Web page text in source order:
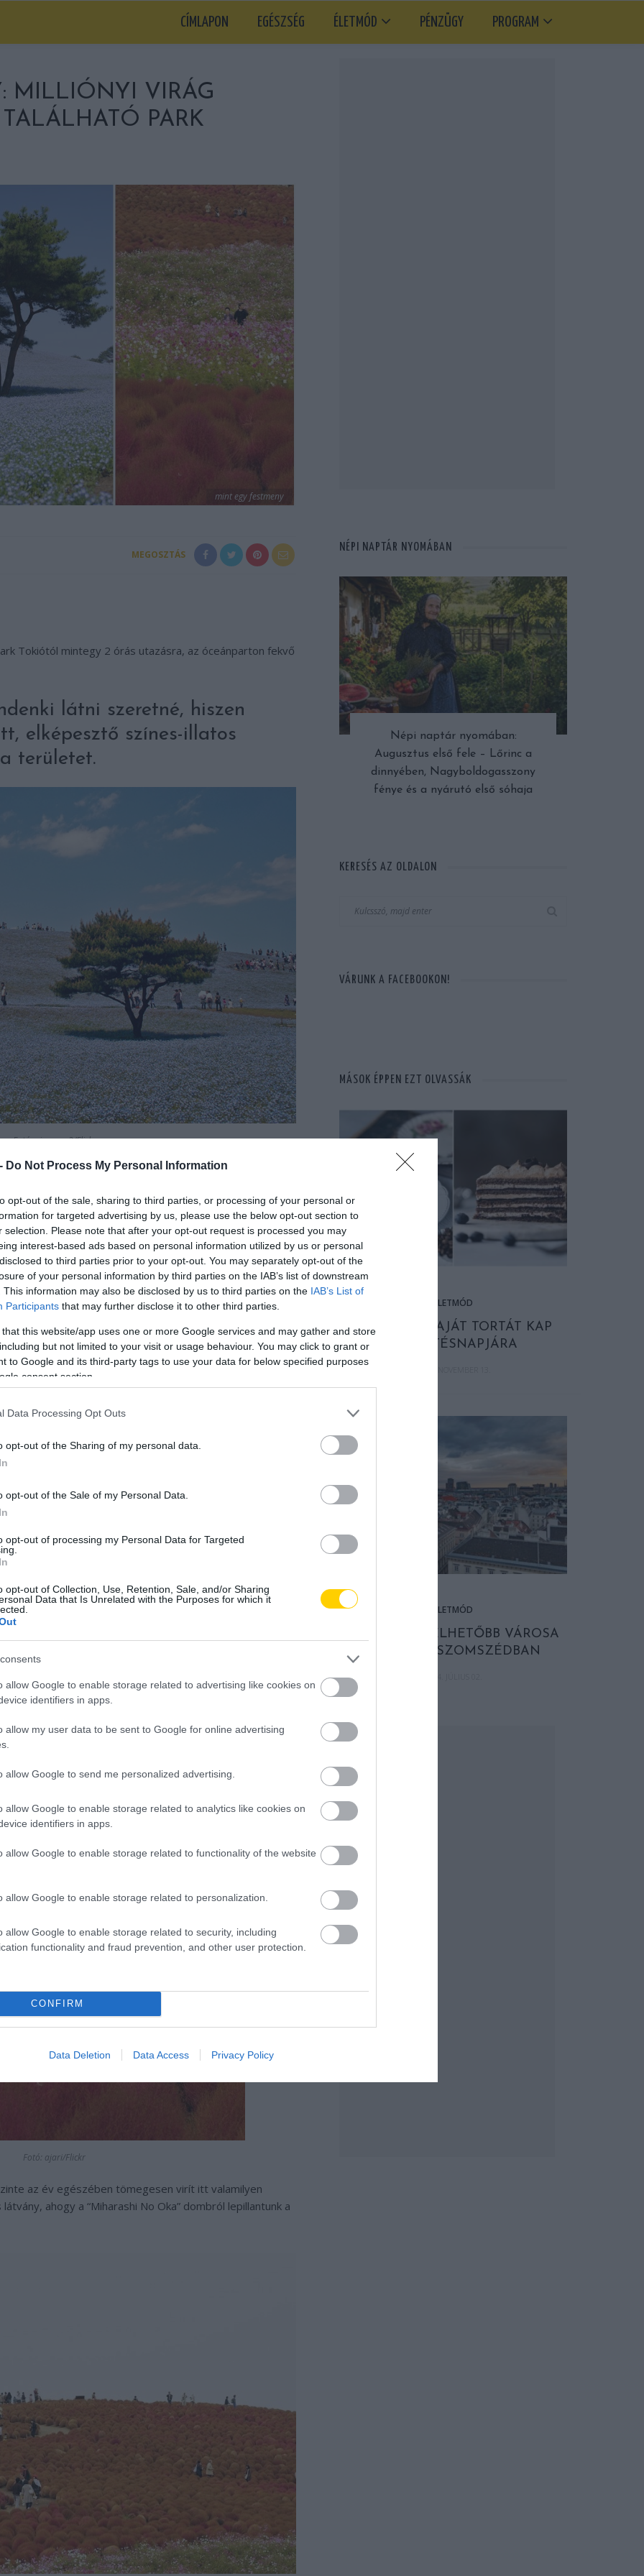
Do Not Process My Personal Information
opt-out of the sale, sharing to third parties, or processing of your personal or
for targeted advertising by us, please use the below opt-out section to
selection. Please note that after your opt-out request is processed you may
interest-based ads based on personal information utilized by us or personal
to third parties prior to your opt-out. You may separately opt-out of the
of your personal information by third parties on the IAB’s list of downstream
This information may also be disclosed by us to third parties on the IAB’s List of
Participants that may further disclose it to other third parties.
that this website/app uses one or more Google services and may gather and store
but not limited to your visit or usage behaviour. You may click to grant or
to Google and its third-party tags to use your data for below specified purposes
consent section.
Data Processing Opt Outs
opt-out of the Sharing of my personal data.
opt-out of the Sale of my Personal Data.
opt-out of processing my Personal Data for Targeted
opt-out of Collection, Use, Retention, Sale, and/or Sharing
Data that Is Unrelated with the Purposes for which it
allow Google to enable storage related to advertising like cookies on
identifiers in apps.
allow my user data to be sent to Google for online advertising
allow Google to send me personalized advertising.
allow Google to enable storage related to analytics like cookies on
identifiers in apps.
allow Google to enable storage related to functionality of the website
allow Google to enable storage related to personalization.
allow Google to enable storage related to security, including
functionality and fraud prevention, and other user protection.
CONFIRM
Data Deletion Data Access Privacy Policy
CÍMLAPON EGÉSZSÉG ÉLETMÓD PÉNZÜGY PROGRAM
MILLIÓNYI VIRÁG
PARK
mint egy festmeny
MEGOSZTÁS
Tokiótól mintegy 2 órás utazásra, az óceánparton fekvő
látni szeretné, hiszen
elképesztő színes-illatos
területet.
Fotó: nipomen2/Flickr
Fotó: theblackcoffee/Flickr
Fotó: ajari/Flickr
az év egészében tömegesen virít itt valamilyen
ahogy a “Miharashi No Oka” dombról lepillantunk a
NÉPI NAPTÁR NYOMÁBAN
Népi naptár nyomában:
Augusztus első fele – Lőrinc a
dinnyében, Nagyboldogasszony
fénye és a nyárutó első sóhaja
KERESÉS AZ OLDALON
VÁRUNK A FACEBOOKON!
MÁSOK ÉPPEN EZT OLVASSÁK
ÉLETMÓD
BUDAPEST SAJÁT TORTÁT KAP
SZÜLETÉSNAPJÁRA
ÉLETMÓD
A VILÁG LEGÉLHETŐBB VÁROSA
ITT VAN A SZOMSZÉDBAN